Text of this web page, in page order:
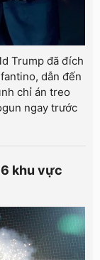
Trump đã đích
dẫn đến
chỉ án treo
ngay trước
khu vực